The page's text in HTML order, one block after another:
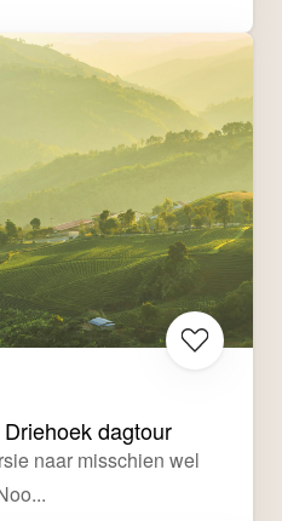
dagtour
naar misschien wel